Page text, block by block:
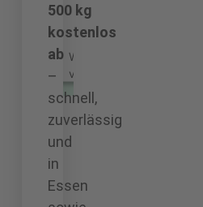
500 kg
kostenlos
ab
–
schnell,
zuverlässig
und
in
Essen
Service zu
laden!
Wir
verwenden
einen
Service
eines
Drittanbieters,
einzubetten.